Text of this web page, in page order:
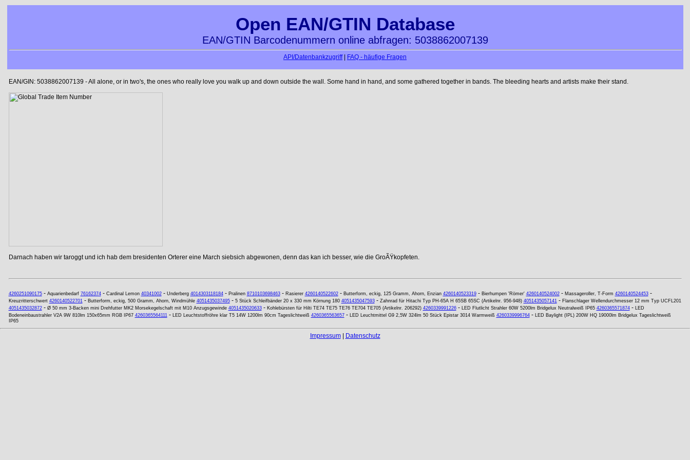
Open EAN/GTIN Database
EAN/GTIN Barcodenummern online abfragen: 5038862007139
API/Datenbankzugriff| FAQ - häufige Fragen
EAN/GIN: 5038862007139 - All alone, or in two's, the ones who really love you walk up and down outside the wall. Some hand in hand, and some gathered together in bands. The bleeding hearts and artists make their stand.
Darnach haben wir taroggt und ich hab dem bresidenten Orterer eine March siebsich abgewonen, denn das kan ich besser, wie die GroÃŸkopfeten.
4260251090175- Aquarienbedarf 76162374- Cardinal Lemon 40341002- Underberg 4014303118184- Pralinen 8710103698463- Rasierer 4260140522602- Butterform, eckig, 125 Gramm, Ahorn, Enzian 4260140523319- Bierhumpen 'Römer' 4260140524002- Massageroller, T-Form 4260140524453-
Kreuzritterschwert 4260140522701- Butterform, eckig, 500 Gramm, Ahorn, Windmühle 4051435037495- 5 Stück Schleifbänder 20 x 330 mm Körnung 180 4051435047593- Zahnrad für Hitachi Typ PH-65A H 65SB 65SC (Artikelnr. 956-948) 4051435057141- Flanschlager Wellendurchmesser 12 mm Typ UCFL201
4051435032872- Ø 50 mm 3-Backen mini Drehfutter MK2 Morsekegelschaft mit M10 Anzugsgewinde 4051435020633- Kohlebürsten für Hilti TE74 TE75 TE76 TE704 TE705 (Artikelnr. 206292) 4260339991226- LED Flutlicht Strahler 60W 5200lm Bridgelux Neutralweiß IP65 4260365571874- LED
Bodeneinbaustrahler V2A 9W 810lm 150x65mm RGB IP67 4260365564111- LED Leuchtstoffröhre klar T5 14W 1200lm 90cm Tageslichtweiß 4260365563657- LED Leuchtmittel G9 2,5W 324lm 50 Stück Epistar 3014 Warmweiß 4260339996764- LED Baylight (IPL) 200W HQ 19000lm Bridgelux Tageslichtweiß
IP65
Impressum| Datenschutz